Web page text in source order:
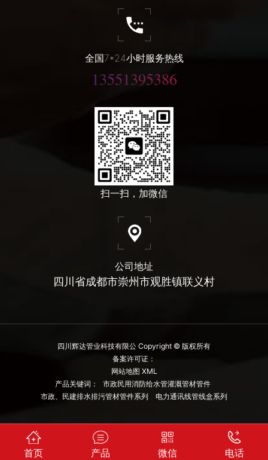
全国7*24小时服务热线
13551395386
扫一扫，加微信
公司地址
四川省成都市崇州市观胜镇联义村
四川辉达管业科技有限公 Copyright © 版权所有
备案许可证：
网站地图 XML
产品关键词：
市政民用消防给水管灌溉管材管件
市政、民建排水排污管材管件系列
电力通讯线管线盒系列
首页 产品 微信 电话